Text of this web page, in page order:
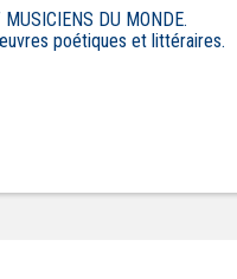
DU MONDE.
poétiques et littéraires.